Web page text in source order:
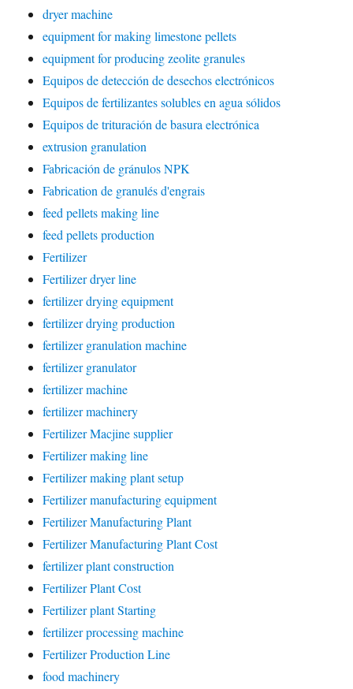
dryer machine
equipment for making limestone pellets
equipment for producing zeolite granules
Equipos de detección de desechos electrónicos
Equipos de fertilizantes solubles en agua sólidos
Equipos de trituración de basura electrónica
extrusion granulation
Fabricación de gránulos NPK
Fabrication de granulés d'engrais
feed pellets making line
feed pellets production
Fertilizer
Fertilizer dryer line
fertilizer drying equipment
fertilizer drying production
fertilizer granulation machine
fertilizer granulator
fertilizer machine
fertilizer machinery
Fertilizer Macjine supplier
Fertilizer making line
Fertilizer making plant setup
Fertilizer manufacturing equipment
Fertilizer Manufacturing Plant
Fertilizer Manufacturing Plant Cost
fertilizer plant construction
Fertilizer Plant Cost
Fertilizer plant Starting
fertilizer processing machine
Fertilizer Production Line
food machinery